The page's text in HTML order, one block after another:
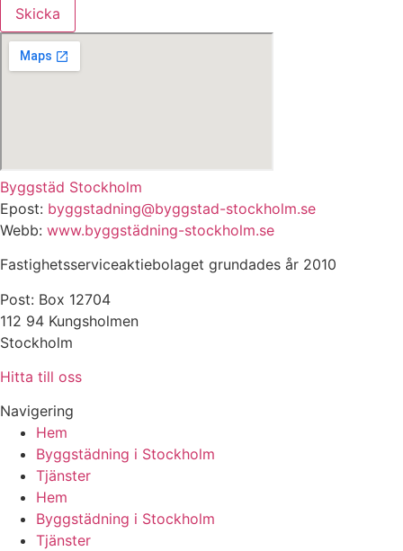
Skicka
Byggstäd Stockholm
Epost: byggstadning@byggstad-stockholm.se
Webb: www.byggstädning-stockholm.se
Fastighetsserviceaktiebolaget grundades år 2010
Post: Box 12704
112 94 Kungsholmen
Stockholm
Hitta till oss
Navigering
Hem
Byggstädning i Stockholm
Tjänster
Hem
Byggstädning i Stockholm
Tjänster